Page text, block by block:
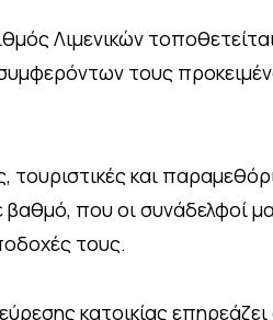
Λιμενικών
τους
τουριστικές και
βαθμό, που οι συνάδελφοί
τους.
κατοικίας